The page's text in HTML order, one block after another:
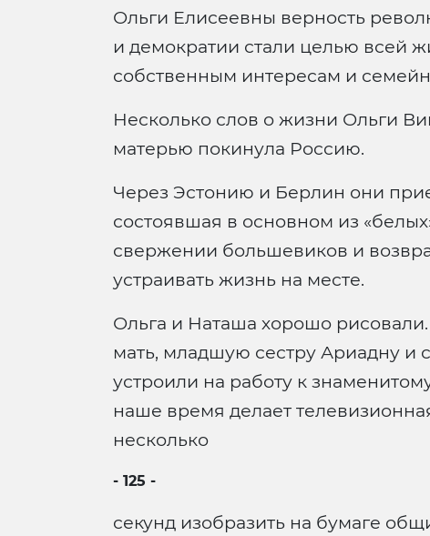
Ольги Елисеевны верность
и демократии стали целью всей
собственным интересам и
Несколько слов о жизни Ольги
матерью покинула Россию.
Через Эстонию и Берлин они
состоявшая в основном из
свержении большевиков и
устраивать жизнь на месте.
Ольга и Наташа хорошо
мать, младшую сестру Ариадну и
устроили на работу к
наше время делает
несколько
- 125 -
секунд изобразить на бумаге